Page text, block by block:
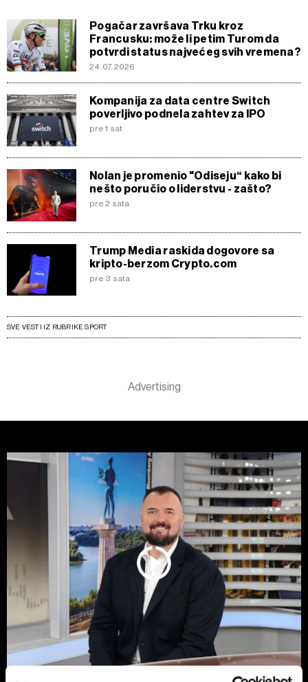
Pogačar završava Trku kroz
Francusku: može li petim Turom da
potvrdi status najvećeg svih vremena?
24.07.2026
Kompanija za data centre Switch
poverljivo podnela zahtev za IPO
pre 1 sat
Nolan je promenio "Odiseju“ kako bi
nešto poručio o liderstvu - zašto?
pre 2 sata
Trump Media raskida dogovore sa
kripto-berzom Crypto.com
pre 3 sata
SVE VESTI IZ RUBRIKE SPORT